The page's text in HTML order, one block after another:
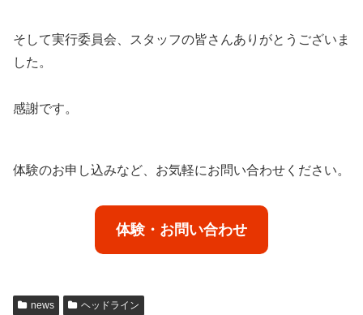
そして実行委員会、スタッフの皆さんありがとうございま
した。
感謝です。
体験のお申し込みなど、お気軽にお問い合わせください。
体験・お問い合わせ
news ヘッドライン